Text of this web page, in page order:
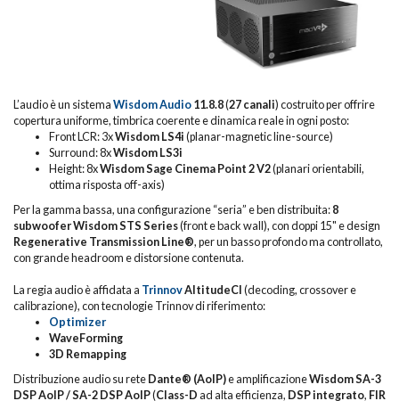
L’audio è un sistema Wisdom Audio 11.8.8(27 canali) costruito per offrire
copertura uniforme, timbrica coerente e dinamica reale in ogni posto:
Front LCR: 3xWisdom LS4i (planar-magnetic line-source)
Surround: 8xWisdom LS3i
Height: 8xWisdom Sage Cinema Point 2 V2(planari orientabili,
ottima risposta off-axis)
Per la gamma bassa, una configurazione “seria” e ben distribuita: 8
subwoofer Wisdom STS Series(front e back wall), con doppi 15" e design
Regenerative Transmission Line®, per un basso profondo ma controllato,
con grande headroom e distorsione contenuta.
La regia audio è affidata a TrinnovAltitudeCI (decoding, crossover e
calibrazione), con tecnologie Trinnov di riferimento:
Optimizer
WaveForming
3D Remapping
Distribuzione audio su rete Dante® (AoIP)e amplificazioneWisdom SA-3
DSP AoIP / SA-2 DSP AoIP(Class-D ad alta efficienza, DSP integrato, FIR